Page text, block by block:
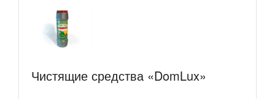
Чистящие средства «DomLux»